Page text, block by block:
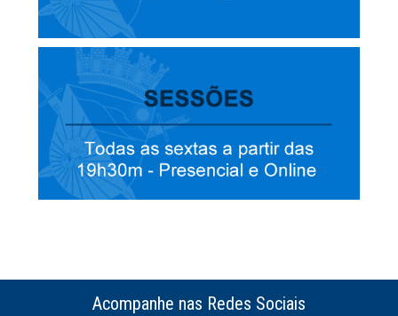
Acompanhe nas Redes Sociais